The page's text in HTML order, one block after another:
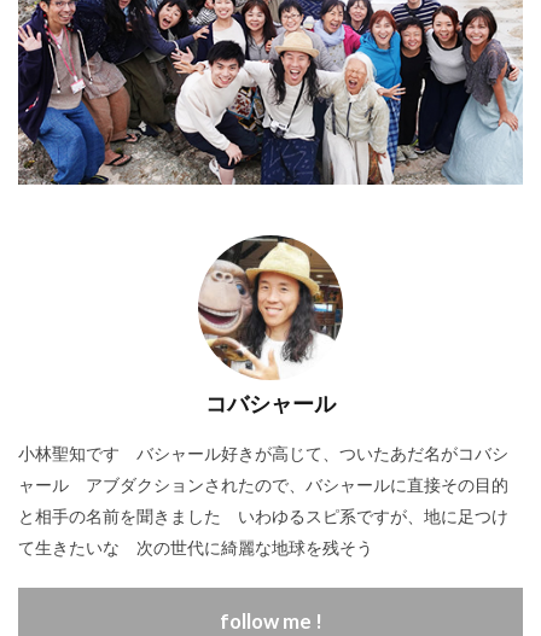
コバシャール
小林聖知です バシャール好きが高じて、ついたあだ名がコバシ
ャール アブダクションされたので、バシャールに直接その目的
と相手の名前を聞きました いわゆるスピ系ですが、地に足つけ
て生きたいな 次の世代に綺麗な地球を残そう
follow me !